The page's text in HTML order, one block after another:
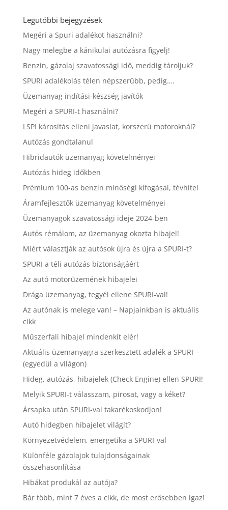
Legutóbbi bejegyzések
Megéri a Spuri adalékot használni?
Nagy melegbe a kánikulai autózásra figyelj!
Benzin, gázolaj szavatossági idő, meddig tároljuk?
SPURI adalékolás télen népszerűbb, pedig….
Üzemanyag indítási-készség javítók
Megéri a SPURI-t használni?
LSPI károsítás elleni javaslat, korszerű motoroknál?
Autózás gondtalanul
Hibridautók üzemanyag követelményei
Autózás hideg időkben
Prémium 100-as benzin minőségi kifogásai, tévhitei
Áramfejlesztők üzemanyag követelményei
Üzemanyagok szavatossági ideje 2024-ben
Autós rémálom, az üzemanyag okozta hibajel!
Miért választják az autósok újra és újra a SPURI-t?
SPURI a téli autózás biztonságáért
Az autó motorüzemének hibajelei
Drága üzemanyag, tegyél ellene SPURI-val!
Az autónak is melege van! – Napjainkban is aktuális
cikk
Műszerfali hibajel mindenkit elér!
Aktuális üzemanyagra szerkesztett adalék a SPURI –
(egyedül a világon)
Hideg, autózás, hibajelek (Check Engine) ellen SPURI!
Melyik SPURI-t válasszam, pirosat, vagy a kéket?
Ársapka után SPURI-val takarékoskodjon!
Autó hidegben hibajelet világít?
Környezetvédelem, energetika a SPURI-val
Különféle gázolajok tulajdonságainak
összehasonlítása
Hibákat produkál az autója?
Bár több, mint 7 éves a cikk, de most erősebben igaz!